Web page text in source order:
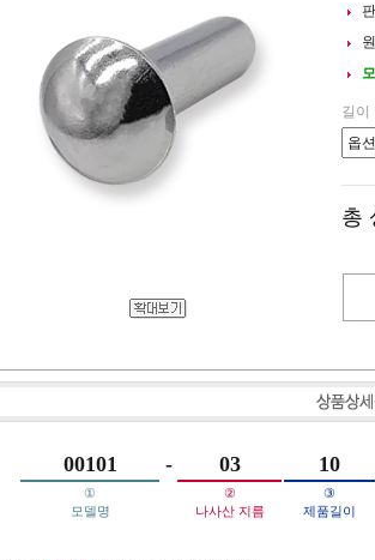
길이
총
00101 - 03 10
①
모델명
②
나사산 지름
③
제품길이